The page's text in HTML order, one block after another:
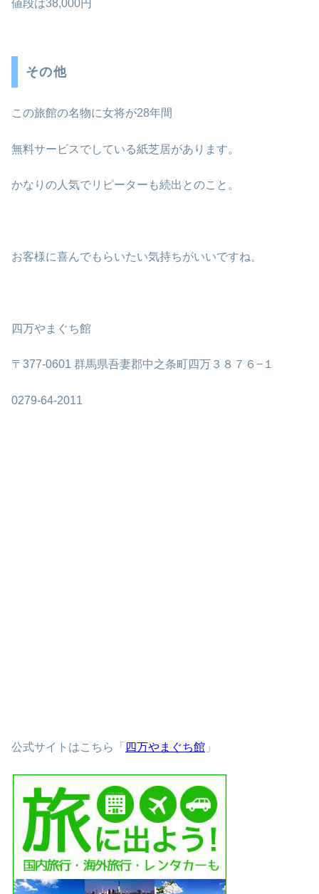
値段は38,000円
その他
この旅館の名物に女将が28年間
無料サービスでしている紙芝居があります。
かなりの人気でリピーターも続出とのこと。
お客様に喜んでもらいたい気持ちがいいですね。
四万やまぐち館
〒377-0601 群馬県吾妻郡中之条町四万３８７６−１
0279-64-2011
公式サイトはこちら「 四万やまぐち館 」